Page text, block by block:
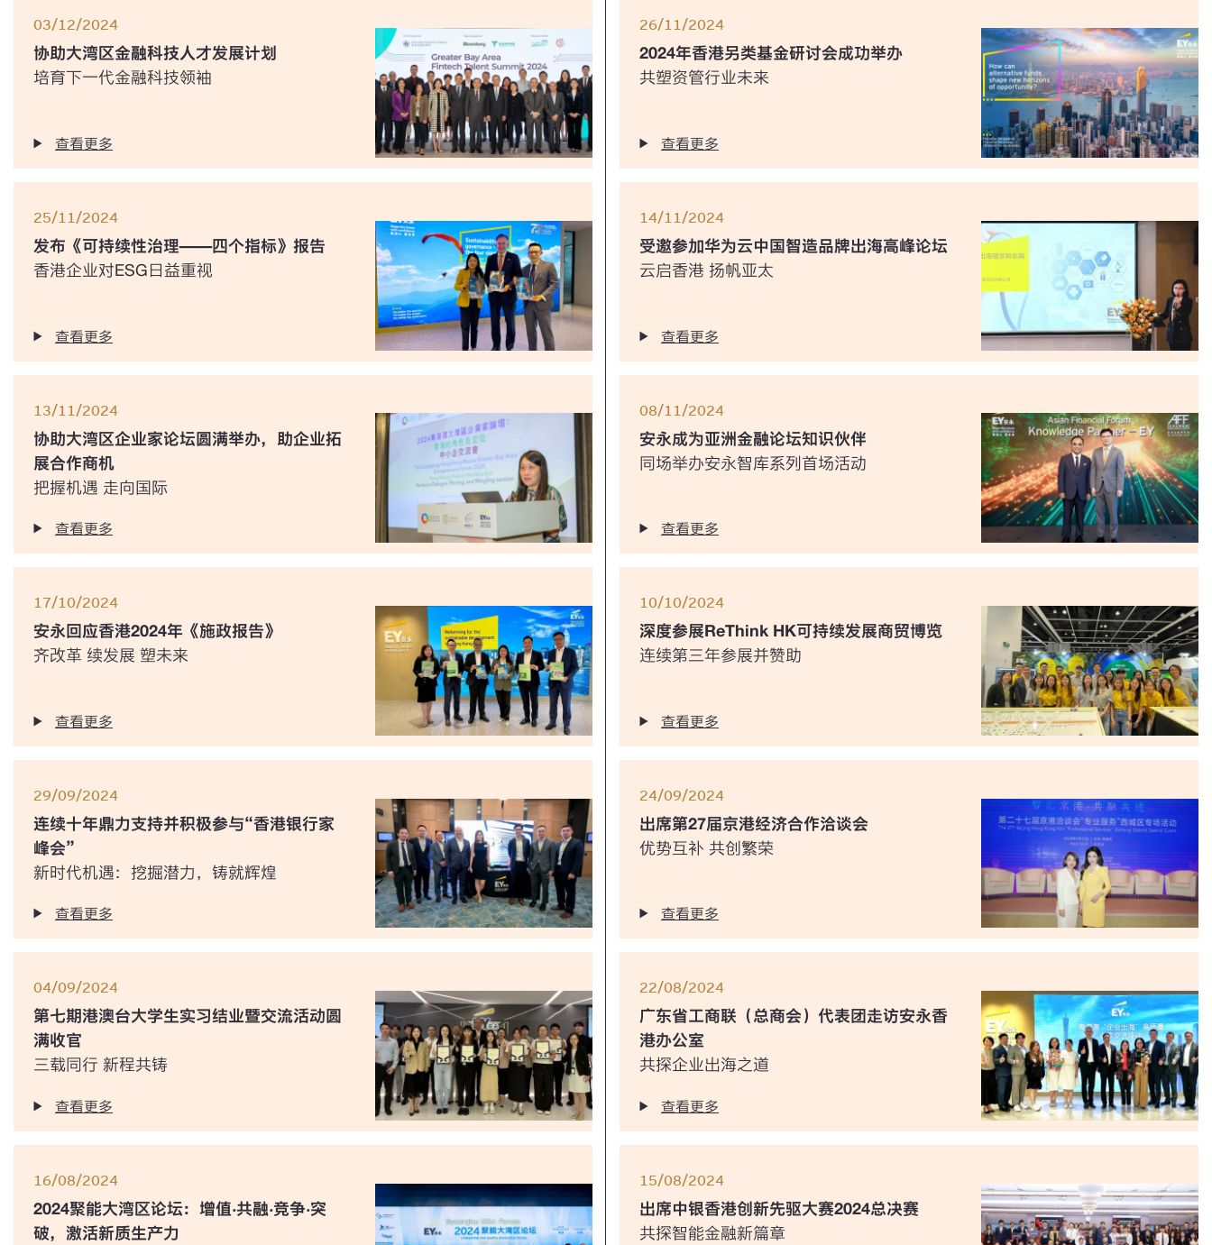
03/12/2024
协助大湾区金融科技人才发展计划
培育下一代金融科技领袖
查看更多
26/11/2024
2024年香港另类基金研讨会成功举办
共塑资管行业未来
查看更多
25/11/2024
发布《可持续性治理——四个指标》报告
香港企业对ESG日益重视
查看更多
14/11/2024
受邀参加华为云中国智造品牌出海高峰论坛
云启香港 扬帆亚太
查看更多
13/11/2024
协助大湾区企业家论坛圆满举办，助企业拓
展合作商机
把握机遇 走向国际
查看更多
08/11/2024
安永成为亚洲金融论坛知识伙伴
同场举办安永智库系列首场活动
查看更多
17/10/2024
安永回应香港2024年《施政报告》
齐改革 续发展 塑未来
查看更多
10/10/2024
深度参展ReThink HK可持续发展商贸博览
连续第三年参展并赞助
查看更多
29/09/2024
连续十年鼎力支持并积极参与“香港银行家
峰会”
新时代机遇：挖掘潜力，铸就辉煌
查看更多
24/09/2024
出席第27届京港经济合作洽谈会
优势互补 共创繁荣
查看更多
04/09/2024
第七期港澳台大学生实习结业暨交流活动圆
满收官
三载同行 新程共铸
查看更多
22/08/2024
广东省工商联（总商会）代表团走访安永香
港办公室
共探企业出海之道
查看更多
16/08/2024
2024聚能大湾区论坛：增值‧共融‧竞争‧突
破，激活新质生产力
15/08/2024
出席中银香港创新先驱大赛2024总决赛
共探智能金融新篇章